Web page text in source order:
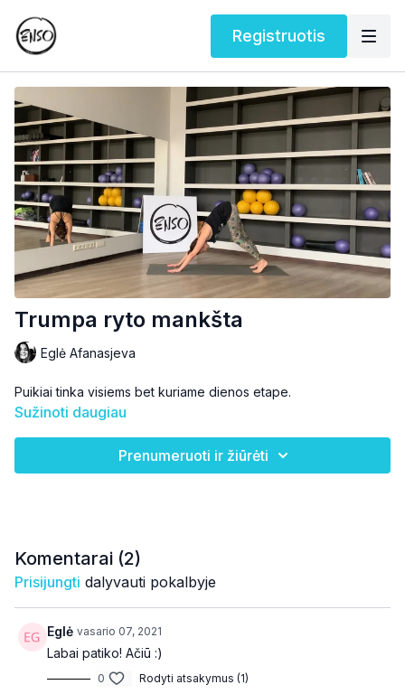
Registruotis
Trumpa ryto mankšta
Eglė Afanasjeva
Puikiai tinka visiems bet kuriame dienos etape.
Sužinoti daugiau
Prenumeruoti ir žiūrėti
Komentarai (2)
Prisijungti dalyvauti pokalbyje
Eglė vasario 07, 2021
Labai patiko! Ačiū :)
0 Rodyti atsakymus (1)